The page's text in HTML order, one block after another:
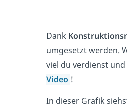
Dank
umgesetzt werden.
viel du verdienst
Video !
In dieser Grafik